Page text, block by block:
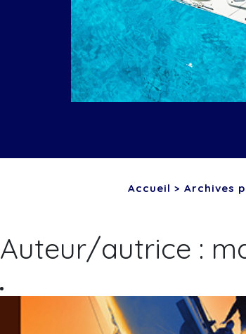
Accueil > Archives
Auteur/autrice :